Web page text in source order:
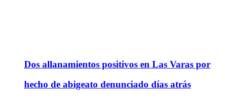
Dos allanamientos positivos en Las Varas por
hecho de abigeato denunciado días atrás